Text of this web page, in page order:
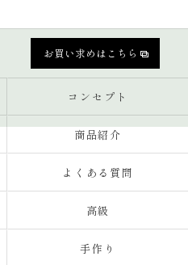
お買い求めはこちら
コンセプト
商品紹介
よくある質問
高級
手作り